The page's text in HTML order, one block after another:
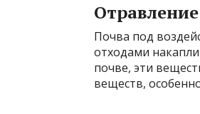
Почва под
отходами
почве, эти
веществ,